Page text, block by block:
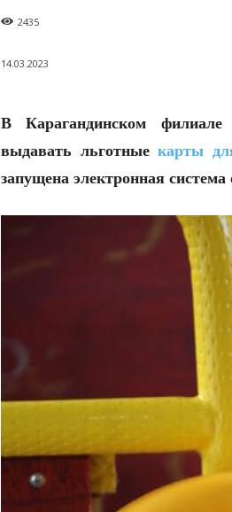
2435
14.03.2023
В Карагандинском
выдавать льготныекарты
запущена электронная